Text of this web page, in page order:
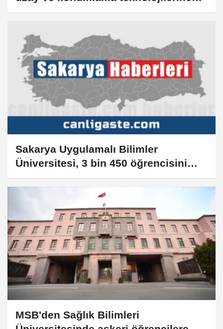
yönelik kritik araştırmalar yaptı
Sakarya Uygulamalı Bilimler
Üniversitesi, 3 bin 450 öğrencisini
mezun etti
MSB'den Sağlık Bilimleri